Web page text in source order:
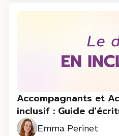
Accompagnants et
inclusif : Guide
Emma Perinet